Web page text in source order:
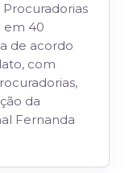
em 40
de acordo
com
da
Fernanda